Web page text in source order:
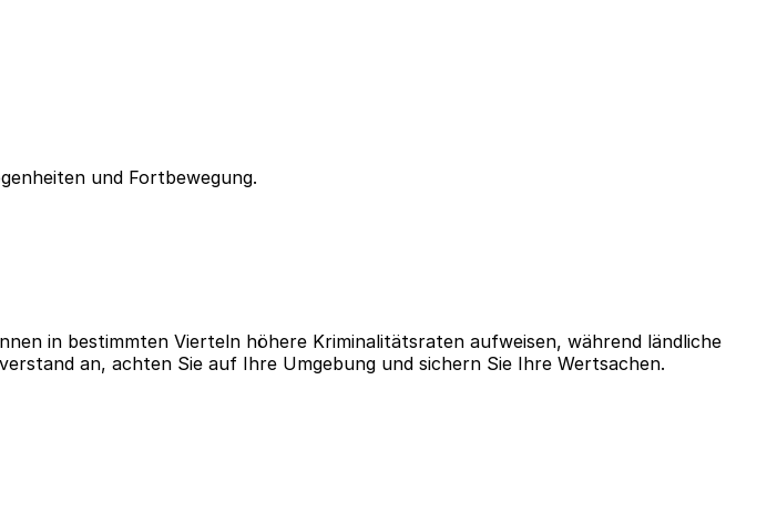
und Fortbewegung.
in bestimmten Vierteln höhere Kriminalitätsraten aufweisen, während ländliche
an, achten Sie auf Ihre Umgebung und sichern Sie Ihre Wertsachen.